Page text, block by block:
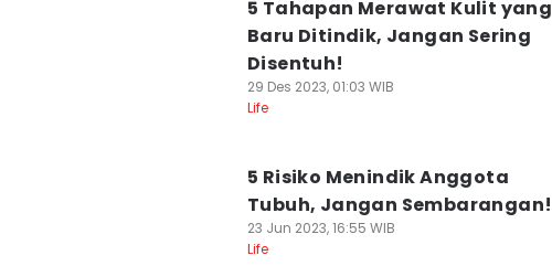
5 Tahapan Merawat Kulit yang
Baru Ditindik, Jangan Sering
Disentuh!
29 Des 2023, 01:03 WIB
Life
5 Risiko Menindik Anggota
Tubuh, Jangan Sembarangan!
23 Jun 2023, 16:55 WIB
Life